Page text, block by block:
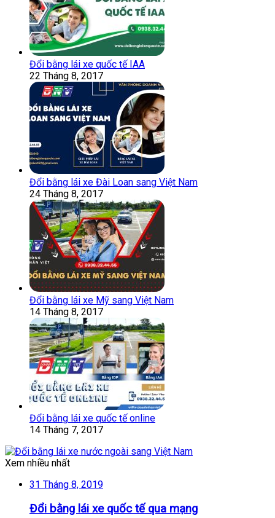
Đổi bằng lái xe quốc tế IAA
22 Tháng 8, 2017
Đổi bằng lái xe Đài Loan sang Việt Nam
24 Tháng 8, 2017
Đổi bằng lái xe Mỹ sang Việt Nam
14 Tháng 8, 2017
Đổi bằng lái xe quốc tế online
14 Tháng 7, 2017
Xem nhiều nhất
31 Tháng 8, 2019
Đổi bằng lái xe quốc tế qua mạng